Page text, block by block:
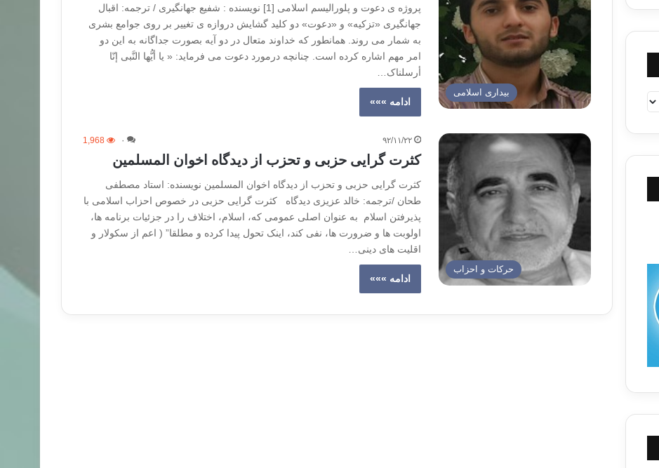
بیداری اسلامی
پروژه ی دعوت و پلورالیسم اسلامی [1] نویسنده : شفیع جهانگیری / ترجمه: اقبال
جهانگیری «تزکیه» و «دعوت» دو کلید گشایش دروازه ی تغییر بر روی جوامع بشری
به شمار می روند. همانطور که خداوند متعال در دو آیه بصورت جداگانه به این دو
امر مهم اشاره کرده است. چنانچه درمورد دعوت می فرماید: « یا أیُّها النَّبی إنّا
أرسلناک…
ادامه »»»
حركات و احزاب
۹۲/۱۱/۲۲ ۰ 1,968
کثرت گرایی حزبی و تحزب از دیدگاه اخوان المسلمین
کثرت گرایی حزبی و تحزب از دیدگاه اخوان المسلمین نویسنده: استاد مصطفی
طحان /ترجمه: خالد عزیزی دیدگاه کثرت گرایی حزبی در خصوص احزاب اسلامی با
پذیرفتن اسلام به عنوان اصلی عمومی که، اسلام، اختلاف را در جزئیات برنامه ها،
اولوبت ها و ضرورت ها، نفی کند، اینک تحول پیدا کرده و مطلقا” ( اعم از سکولار و
اقلیت های دینی…
ادامه »»»